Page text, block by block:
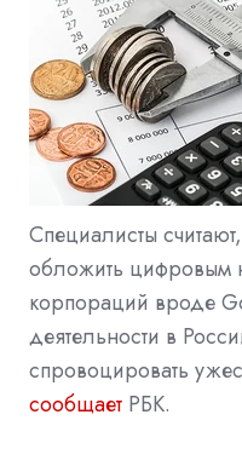
Специалисты
обложить цифровым
корпораций вроде
деятельности в
спровоцировать
сообщает РБК.